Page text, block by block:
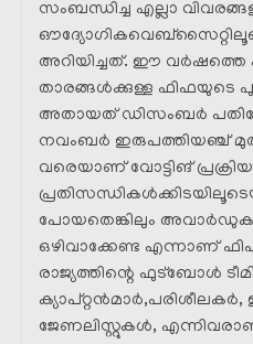
സംബന്ധിച്ച എല്ലാ
അറിയിച്ചത്. ഈ വർഷത്തെ
താരങ്ങൾക്കുള്ള ഫിഫയുടെ
അതായത് ഡിസംബർ
നവംബർ ഇരുപത്തിയഞ്ച്
വരെയാണ് വോട്ടിങ്
പോയതെങ്കിലും
ഒഴിവാക്കേണ്ട എന്നാണ്
രാജ്യത്തിന്റെ ഫുട്ബോൾ
ജേണലിസ്റ്റുകൾ,